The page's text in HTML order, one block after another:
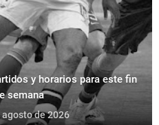
y horarios para este fin
semana
agosto de 2026